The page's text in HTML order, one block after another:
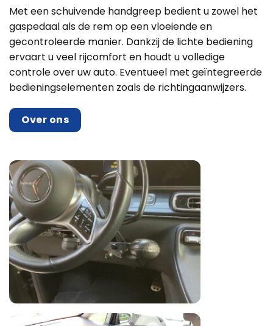
Met een schuivende handgreep bedient u zowel het
gaspedaal als de rem op een vloeiende en
gecontroleerde manier. Dankzij de lichte bediening
ervaart u veel rijcomfort en houdt u volledige
controle over uw auto. Eventueel met geïntegreerde
bedieningselementen zoals de richtingaanwijzers.
Over ons